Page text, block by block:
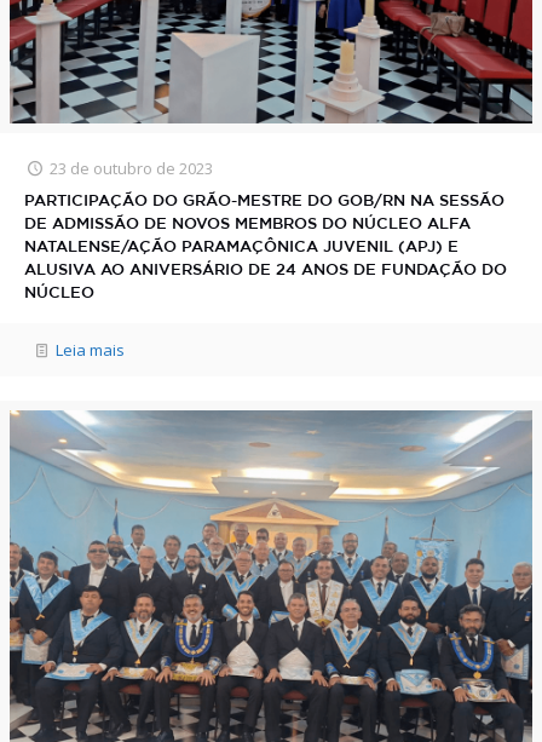
23 de outubro de 2023
PARTICIPAÇÃO DO GRÃO-MESTRE DO GOB/RN NA SESSÃO
DE ADMISSÃO DE NOVOS MEMBROS DO NÚCLEO ALFA
NATALENSE/AÇÃO PARAMAÇÔNICA JUVENIL (APJ) E
ALUSIVA AO ANIVERSÁRIO DE 24 ANOS DE FUNDAÇÃO DO
NÚCLEO
Leia mais